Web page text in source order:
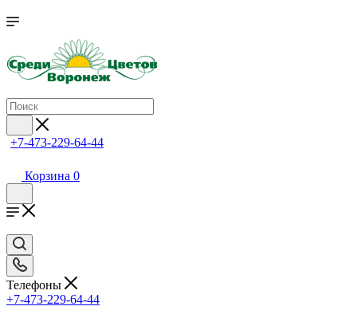
+7-473-229-64-44
Корзина 0
Телефоны
+7-473-229-64-44